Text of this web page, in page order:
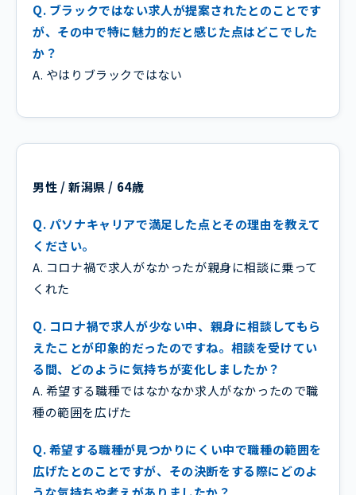
Q. ブラックではない求人が提案されたとのことです
が、その中で特に魅力的だと感じた点はどこでした
か？
A. やはりブラックではない
男性 / 新潟県 / 64歳
Q. パソナキャリアで満足した点とその理由を教えて
ください。
A. コロナ禍で求人がなかったが親身に相談に乗って
くれた
Q. コロナ禍で求人が少ない中、親身に相談してもら
えたことが印象的だったのですね。相談を受けてい
る間、どのように気持ちが変化しましたか？
A. 希望する職種ではなかなか求人がなかったので職
種の範囲を広げた
Q. 希望する職種が見つかりにくい中で職種の範囲を
広げたとのことですが、その決断をする際にどのよ